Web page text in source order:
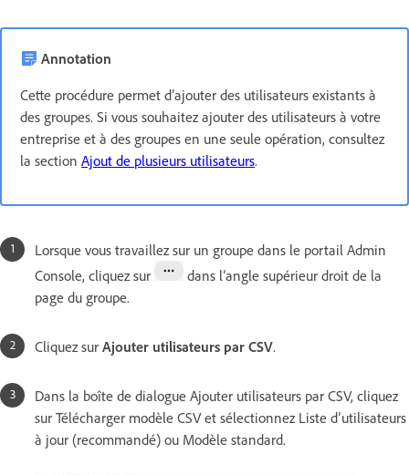
Annotation
Cette procédure permet d’ajouter des utilisateurs existants à
des groupes. Si vous souhaitez ajouter des utilisateurs à votre
entreprise et à des groupes en une seule opération, consultez
la section Ajout de plusieurs utilisateurs.
Lorsque vous travaillez sur un groupe dans le portail Admin
Console, cliquez sur
dans l’angle supérieur droit de la
page du groupe.
Cliquez sur Ajouter utilisateurs par CSV.
Dans la boîte de dialogue Ajouter utilisateurs par CSV, cliquez
sur Télécharger modèle CSV et sélectionnez Liste d’utilisateurs
à jour (recommandé) ou Modèle standard.